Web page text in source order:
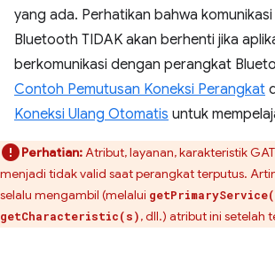
yang ada. Perhatikan bahwa
Bluetooth TIDAK akan berhenti jika
berkomunikasi dengan perangkat
Contoh Pemutusan Koneksi Perangkat
Koneksi Ulang Otomatis untuk
Perhatian:Atribut, layanan, karakteristik
menjadi tidak valid saat perangkat terputus.
selalu mengambil (melalui
getCharacteristic(s), dll.) atribut ini setelah